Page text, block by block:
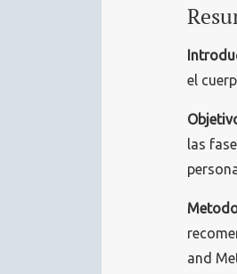
el
las
and